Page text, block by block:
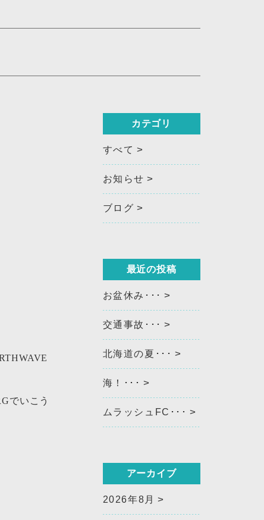
でいこう
カテゴリ
すべて
お知らせ
ブログ
最近の投稿
お盆休み･･･
交通事故･･･
北海道の夏･･･
海！･･･
ムラッシュFC･･･
アーカイブ
2026年8月